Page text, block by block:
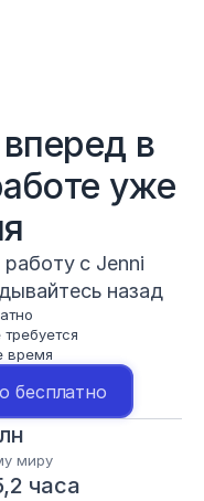
в
уже
с Jenni
назад
время
бесплатно
миру
часа